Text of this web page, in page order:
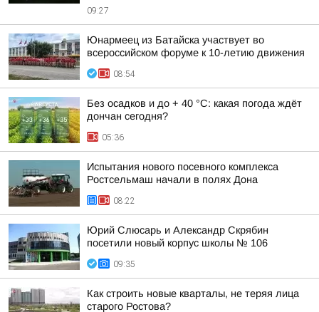
09:27
Юнармеец из Батайска участвует во
всероссийском форуме к 10-летию движения
08:54
Без осадков и до + 40 °С: какая погода ждёт
дончан сегодня?
05:36
Испытания нового посевного комплекса
Ростсельмаш начали в полях Дона
08:22
Юрий Слюсарь и Александр Скрябин
посетили новый корпус школы № 106
09:35
Как строить новые кварталы, не теряя лица
старого Ростова?